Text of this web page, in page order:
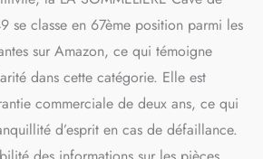
se classe en 67ème position parmi les
sur Amazon, ce qui témoigne
dans cette catégorie. Elle est
commerciale de deux ans, ce qui
d’esprit en cas de défaillance.